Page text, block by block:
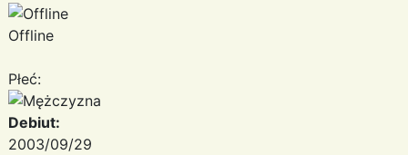
Offline
Płeć:
Debiut:
2003/09/29